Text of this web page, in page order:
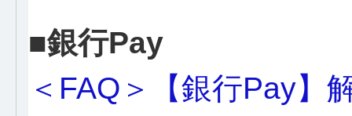
■銀行Pay
＜FAQ＞【銀行Pay】